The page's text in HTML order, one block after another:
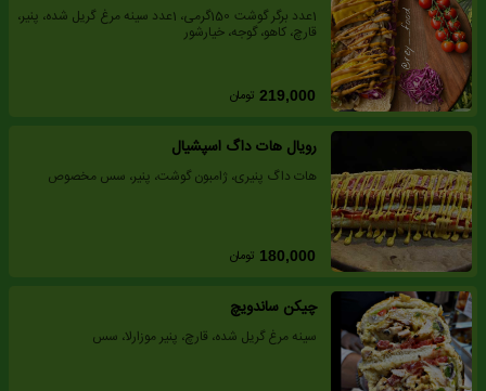
1عدد برگر گوشت 150گرمی، 1عدد سینه مرغ گریل شده، پنیر،
قارچ، کاهو، گوجه، خیارشور
219,000 تومان
رویال هات داگ اسپشیال
هات داگ پنیری، ژامبون گوشت، پنیر، سس مخصوص
180,000 تومان
چیکن ساندویچ
سینه مرغ گریل شده، قارچ، پنیر موزارلا، سس